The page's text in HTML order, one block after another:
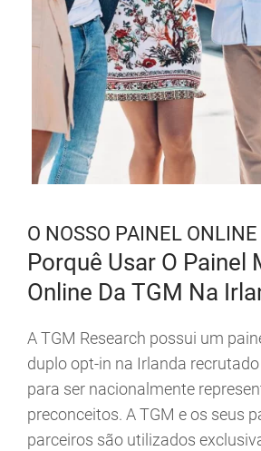
O NOSSO PAINEL
Porquê Usar O Painel
Online Da TGM Na
A TGM Research possui um
duplo opt-in na Irlanda
para ser nacionalmente
preconceitos. A TGM e os seus
parceiros são utilizados